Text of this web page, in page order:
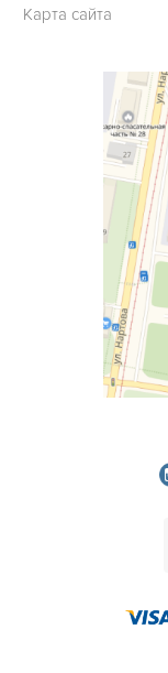
Карта сайта